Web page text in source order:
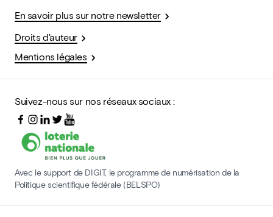
En savoir plus sur notre newsletter
Droits d'auteur
Mentions légales
Suivez-nous sur nos réseaux sociaux :
Avec le support de DIGIT, le programme de numérisation de la
Politique scientifique fédérale (BELSPO)